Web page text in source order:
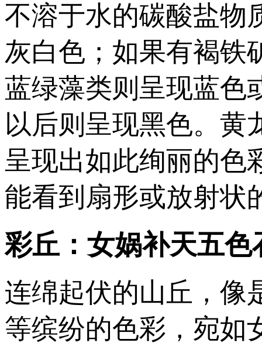
不溶于水的碳酸盐物
灰白色；如果有褐铁
蓝绿藻类则呈现蓝色
以后则呈现黑色。黄
呈现出如此绚丽的色
能看到扇形或放射状
彩丘：女娲补天五色
连绵起伏的山丘，像
等缤纷的色彩，宛如